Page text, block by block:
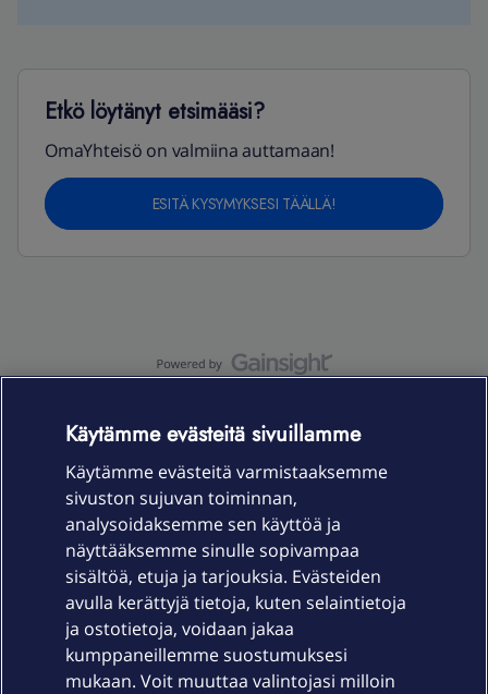
Etkö löytänyt etsimääsi?
OmaYhteisö on valmiina auttamaan!
ESITÄ KYSYMYKSESI TÄÄLLÄ!
Laitteet & liittymät
Palvelut
Käytämme evästeitä sivuillamme
Käytämme evästeitä varmistaaksemme
sivuston sujuvan toiminnan,
analysoidaksemme sen käyttöä ja
näyttääksemme sinulle sopivampaa
sisältöä, etuja ja tarjouksia. Evästeiden
avulla kerättyjä tietoja, kuten selaintietoja
ja ostotietoja, voidaan jakaa
kumppaneillemme suostumuksesi
mukaan. Voit muuttaa valintojasi milloin